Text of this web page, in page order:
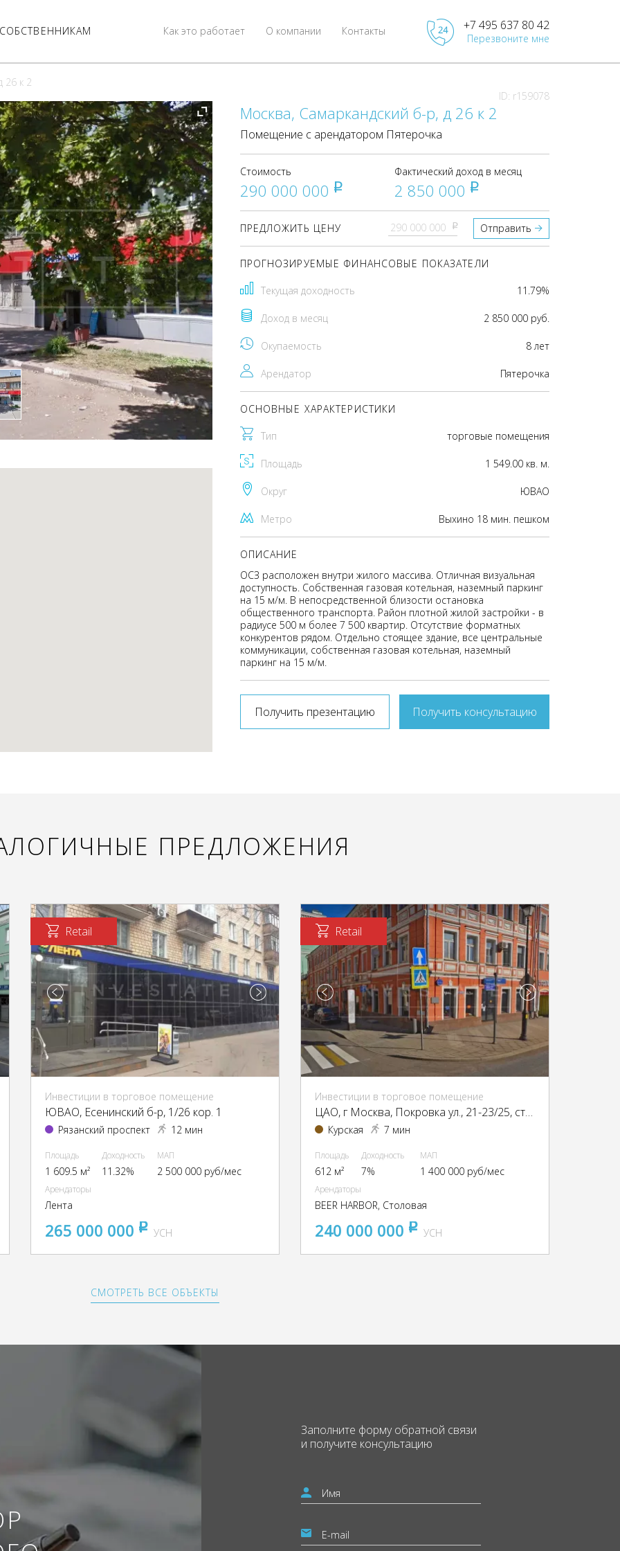
Контакты
О компании
Как это работает +7 495 637 80 42
Перезвоните мне
26 к 2
ID: r159078
Москва, Самаркандский б-р, д 26 к 2
Помещение с арендатором Пятерочка
Стоимость
290 000 000 pуб
Фактический доход в месяц
2 850 000 pуб
ПРЕДЛОЖИТЬ ЦЕНУ pуб Отправить
ПРОГНОЗИРУЕМЫЕ ФИНАНСОВЫЕ ПОКАЗАТЕЛИ
Текущая доходность 11.79%
Доход в месяц 2 850 000 руб.
Окупаемость 8 лет
Арендатор Пятерочка
ОСНОВНЫЕ ХАРАКТЕРИСТИКИ
Тип торговые помещения
Площадь 1 549.00 кв. м.
Округ ЮВАО
Метро Выхино 18 мин. пешком
ОПИСАНИЕ
ОСЗ расположен внутри жилого массива. Отличная визуальная
доступность. Собственная газовая котельная, наземный паркинг
на 15 м/м. В непосредственной близости остановка
общественного транспорта. Район плотной жилой застройки - в
радиусе 500 м более 7 500 квартир. Отсутствие форматных
конкурентов рядом. Отдельно стоящее здание, все центральные
коммуникации, собственная газовая котельная, наземный
паркинг на 15 м/м.
Получить презентацию Получить консультацию
ПРЕДЛОЖЕНИЯ
Retail
Инвестиции в торговое помещение
ЮВАО, Есенинский б-р, 1/26 кор. 1
Рязанский проспект 12 мин
Площадь
1 609.5 м²
Доходность
11.32%
МАП
2 500 000 руб/мес
Арендаторы
Лента
265 000 000 pуб
УСН
Retail
Инвестиции в торговое помещение
ЦАО, г Москва, Покровка ул., 21-23/25, стр. 1
Курская 7 мин
Площадь
612 м²
Доходность
7%
МАП
1 400 000 руб/мес
Арендаторы
BEER HARBOR, Столовая
240 000 000 pуб
УСН
СМОТРЕТЬ ВСЕ ОБЪЕКТЫ
Заполните формуобратной связи
и получите консультацию